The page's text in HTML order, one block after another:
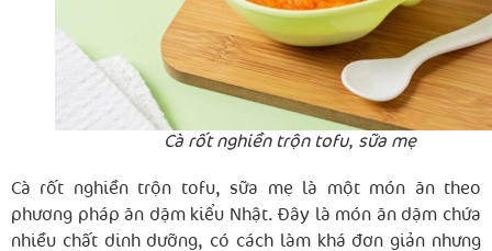
Cà rốt nghiền trộn tofu, sữa mẹ
Cà rốt nghiền trộn tofu, sữa mẹ là một món ăn theo
phương pháp ăn dặm kiểu Nhật. Đây là món ăn dặm chứa
nhiều chất dinh dưỡng, có cách làm khá đơn giản nhưng